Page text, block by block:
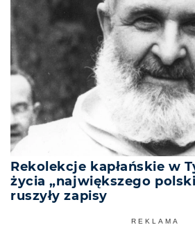
Rekolekcje kapłańskie w
życia „największego
ruszyły zapisy
REKLAMA